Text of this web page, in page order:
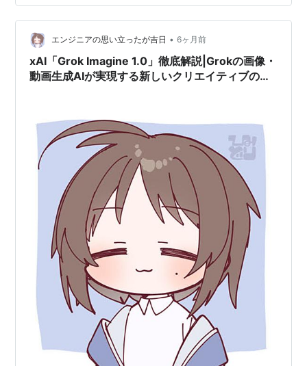
然浮かばないもので、もっとアイデアの引き出しを増や
さないとなと痛感します。 １つ使ってみてわかったこと
は、リアル系の美女はMidjourneyよりもChat GPTのほう
が手軽に作れて自分の好みに合うということです。 イラ
スト系はGPTだと絵柄が好…
エンジニアの思い立ったが吉日 • 6ヶ月前
xAI「Grok Imagine 1.0」徹底解説|Grokの画像・
動画生成AIが実現する新しいクリエイティブの可